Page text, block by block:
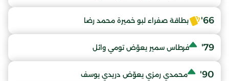
66' بطاقة صفراء لبو خميرة محمد رضا
79' فرطاس سمير يعوّض تومي وائل
90' محمدي رمزي يعوّض دريدي يوسف